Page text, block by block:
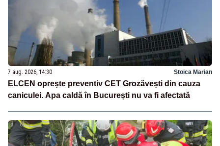
7 aug. 2026, 14:30 Stoica Marian
ELCEN oprește preventiv CET Grozăvești din cauza
caniculei. Apa caldă în București nu va fi afectată